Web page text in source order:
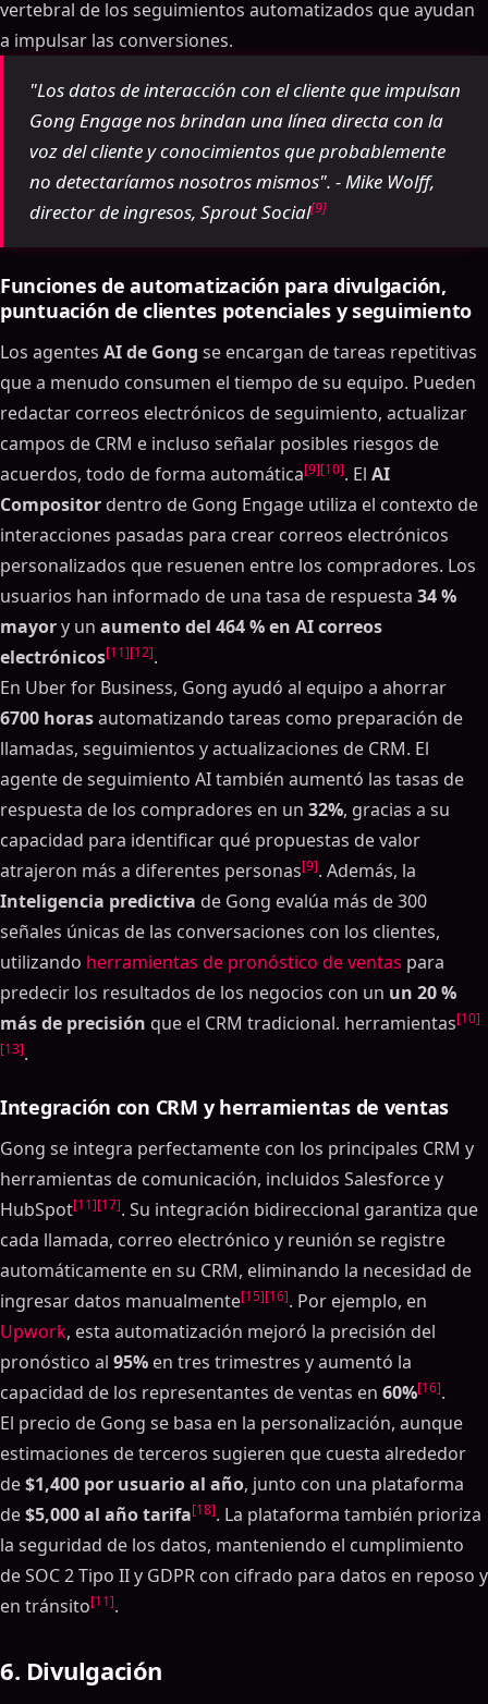
vertebral de los seguimientos automatizados que ayudan
a impulsar las conversiones.
"Los datos de interacción con el cliente que impulsan
Gong Engage nos brindan una línea directa con la
voz del cliente y conocimientos que probablemente
no detectaríamos nosotros mismos". - Mike Wolff,
director de ingresos, Sprout Social[9]
Funciones de automatización para divulgación,
puntuación de clientes potenciales y seguimiento
Los agentes AI de Gong se encargan de tareas repetitivas
que a menudo consumen el tiempo de su equipo. Pueden
redactar correos electrónicos de seguimiento, actualizar
campos de CRM e incluso señalar posibles riesgos de
acuerdos, todo de forma automática[9][10]. El AI
Compositor dentro de Gong Engage utiliza el contexto de
interacciones pasadas para crear correos electrónicos
personalizados que resuenen entre los compradores. Los
usuarios han informado de una tasa de respuesta 34 %
mayory un aumento del 464 % en AI correos
electrónicos[11][12].
En Uber for Business, Gong ayudó al equipo a ahorrar
6700 horasautomatizando tareas como preparación de
llamadas, seguimientos y actualizaciones de CRM. El
agente de seguimiento AI también aumentó las tasas de
respuesta de los compradores en un 32%, gracias a su
capacidad para identificar qué propuestas de valor
atrajeron más a diferentes personas[9]. Además, la
Inteligencia predictiva de Gong evalúa más de 300
señales únicas de las conversaciones con los clientes,
utilizando herramientas de pronóstico de ventas para
predecir los resultados de los negocios con un un 20 %
más de precisión que el CRM tradicional. herramientas[10]
[13].
Integración con CRM y herramientas de ventas
Gong se integra perfectamente con los principales CRM y
herramientas de comunicación, incluidos Salesforce y
HubSpot[11][17]. Su integración bidireccional garantiza que
cada llamada, correo electrónico y reunión se registre
automáticamente en su CRM, eliminando la necesidad de
ingresar datos manualmente[15][16]. Por ejemplo, en
Upwork, esta automatización mejoró la precisión del
pronóstico al 95% en tres trimestres y aumentó la
capacidad de los representantes de ventas en 60%[16].
El precio de Gong se basa en la personalización, aunque
estimaciones de terceros sugieren que cuesta alrededor
de$1,400 por usuario al año, junto con una plataforma
de$5,000 al año tarifa[18]. La plataforma también prioriza
la seguridad de los datos, manteniendo el cumplimiento
de SOC 2 Tipo II y GDPR con cifrado para datos en reposo y
en tránsito[11].
6. Divulgación